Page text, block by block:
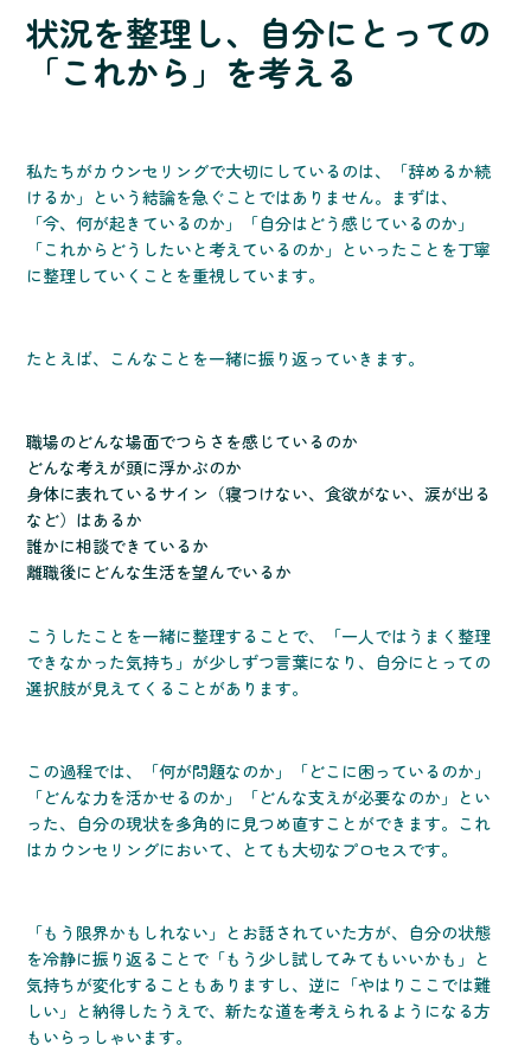
状況を整理し、自分にとっての
「これから」を考える
私たちがカウンセリングで大切にしているのは、「辞めるか続
けるか」という結論を急ぐことではありません。まずは、
「今、何が起きているのか」「自分はどう感じているのか」
「これからどうしたいと考えているのか」といったことを丁寧
に整理していくことを重視しています。
たとえば、こんなことを一緒に振り返っていきます。
職場のどんな場面でつらさを感じているのか
どんな考えが頭に浮かぶのか
身体に表れているサイン（寝つけない、食欲がない、涙が出る
など）はあるか
誰かに相談できているか
離職後にどんな生活を望んでいるか
こうしたことを一緒に整理することで、「一人ではうまく整理
できなかった気持ち」が少しずつ言葉になり、自分にとっての
選択肢が見えてくることがあります。
この過程では、「何が問題なのか」「どこに困っているのか」
「どんな力を活かせるのか」「どんな支えが必要なのか」とい
った、自分の現状を多角的に見つめ直すことができます。これ
はカウンセリングにおいて、とても大切なプロセスです。
「もう限界かもしれない」とお話されていた方が、自分の状態
を冷静に振り返ることで「もう少し試してみてもいいかも」と
気持ちが変化することもありますし、逆に「やはりここでは難
しい」と納得したうえで、新たな道を考えられるようになる方
もいらっしゃいます。